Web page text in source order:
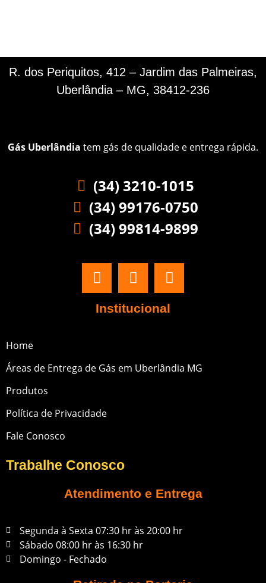
R. dos Periquitos, 412 – Jardim das Palmeiras,
Uberlândia – MG, 38412-236
Gás Uberlândia tem gás de qualidade e entrega rápida.
(34) 3210-1015
(34) 99176-0750
(34) 99814-9899
Institucional
Home
Áreas de Entrega de Gás em Uberlândia MG
Produtos
Política de Privacidade
Fale Conosco
Trabalhe Conosco
Atendimento e Entrega
Segunda à Sexta 07:30 hr às 20:00 hr
Sábado 08:00 hr às 16:30 hr
Domingo - Fechado